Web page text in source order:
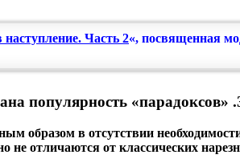
Часть 2«, посвященная
популярность
образом в отсутствии
не отличаются от классических